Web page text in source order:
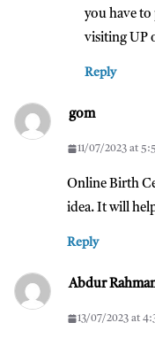
you have to
visiting UP
Reply
gom
11/07/2023 at
Online Birth
idea. It will
Reply
Abdur
13/07/2023 at